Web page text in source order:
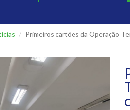
Primeiros cartões da Operação